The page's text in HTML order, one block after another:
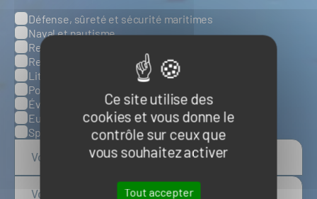
Ce site utilise des
cookies et vous donne le
contrôle sur ceux que
vous souhaitez activer
Tout accepter
Catégories
Défense, sûreté et sécurité maritimes
Naval et nautisme
Ressources énergétiques et minérales marines
Ressources biologiques marines
Littoral et environnement marins
Ports, infrastructures et logistique
Évènements
Europe
Spatial